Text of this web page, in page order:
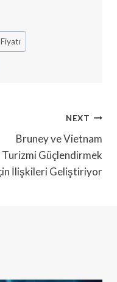
NEXT
Bruney ve Vietnam
Turizmi Güçlendirmek
İlişkileri Geliştiriyor